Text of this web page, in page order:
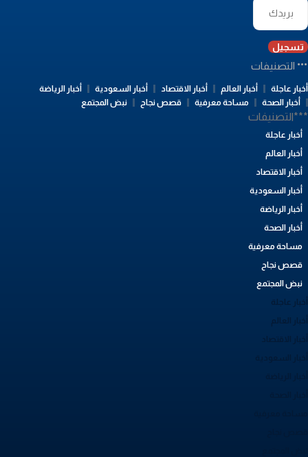
تسجيل
التصنيفات
عاجلة أخبار العالم أخبار الاقتصاد أخبار السعودية
أخبار الرياضة
أخبار الصحة
مساحة معرفية قصص نجاح نبض المجتمع
أخبار عاجلة
أخبار العالم
أخبار الاقتصاد
أخبار السعودية
أخبار الرياضة
أخبار الصحة
مساحة معرفية
قصص نجاح
نبض المجتمع
عاجلة
العالم
الاقتصاد